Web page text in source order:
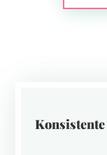
Konsistente